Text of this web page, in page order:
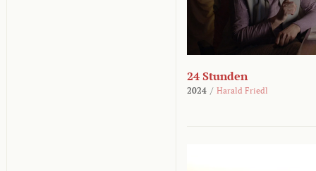
24 Stunden
2024 / Harald Friedl